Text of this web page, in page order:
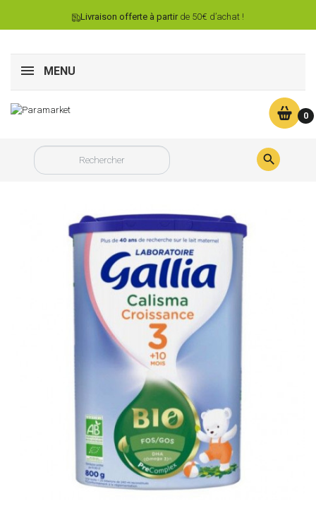
Livraison offerte à partirde 50€ d’achat !
MENU
0
